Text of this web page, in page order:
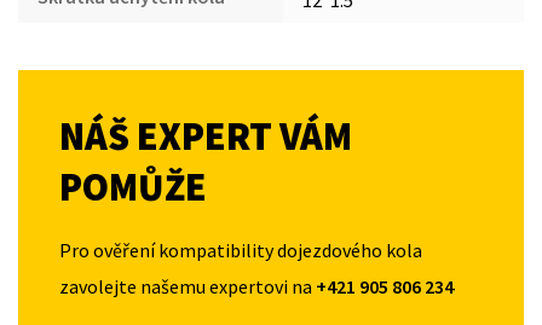
NÁŠ EXPERT VÁM
POMŮŽE
Pro ověření kompatibility dojezdového kola
zavolejte našemu expertovi na +421 905 806 234